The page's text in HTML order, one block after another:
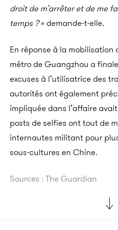
droit de m’arrêter et de me
temps ?» demande-t-elle.
En réponse à la mobilisation
métro de Guangzhou a
excuses à l’utilisatrice des
autorités ont également
impliquée dans l’affaire
posts de selfies ont tout de
internautes militant pour
sous-cultures en Chine.
Sources : The Guardian